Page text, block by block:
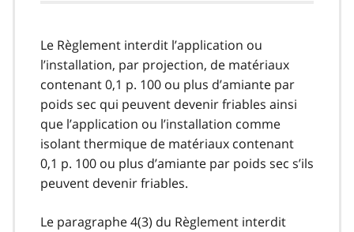
Le Règlement interdit l’application ou
l’installation, par projection, de matériaux
contenant 0,1 p. 100 ou plus d’amiante par
poids sec qui peuvent devenir friables ainsi
que l’application ou l’installation comme
isolant thermique de matériaux contenant
0,1 p. 100 ou plus d’amiante par poids sec s’ils
peuvent devenir friables.
Le paragraphe 4(3) du Règlement interdit